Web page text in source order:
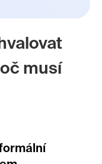
musí